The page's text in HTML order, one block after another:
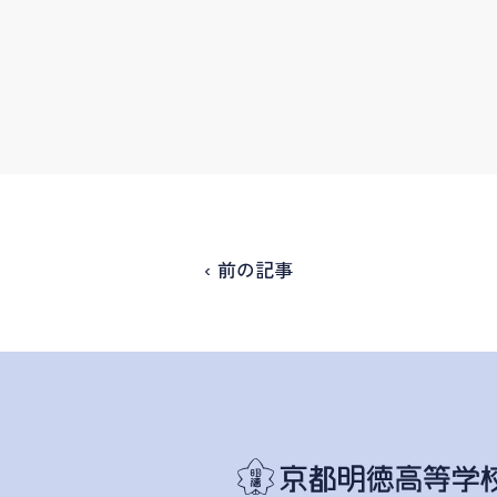
‹ 前の記事